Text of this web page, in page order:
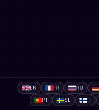
EN FR RU
PT
SE FI